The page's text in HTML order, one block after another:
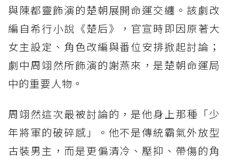
與陳都靈飾演的楚朝展開命運交纏。該劇改
編自希行小說《楚后》，官宣時即因原著大
女主設定、角色改編與番位安排掀起討論；
劇中周翊然所飾演的謝燕來，是楚朝命運局
中的重要人物。
周翊然這次最被討論的，是他身上那種「少
年將軍的破碎感」。他不是傳統霸氣外放型
古裝男主，而是更偏清冷、壓抑、帶傷的角